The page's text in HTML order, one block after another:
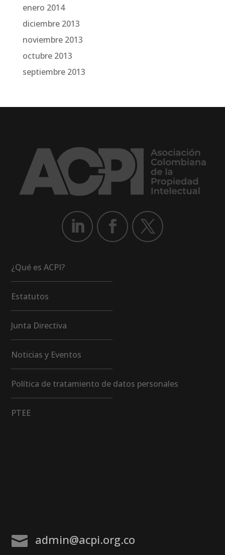
enero 2014
diciembre 2013
noviembre 2013
octubre 2013
septiembre 2013
¿Qué es ACPI?
Estatutos
Junta Directiva
Noticias y Eventos
Política de tratamiento de datos personales
PTEE
 admin@acpi.org.co